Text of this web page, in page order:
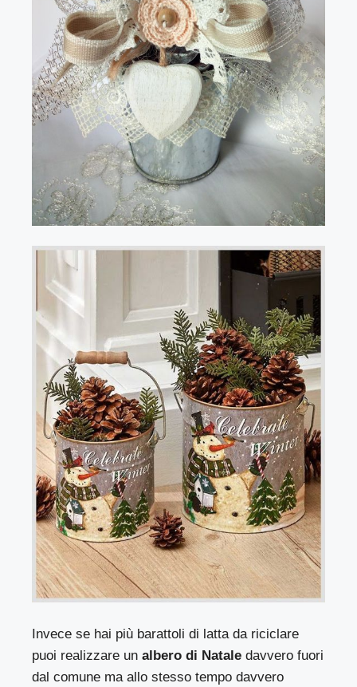
Invece se hai più barattoli di latta da riciclare
puoi realizzare unalbero di Natale davvero fuori
dal comune ma allo stesso tempo davvero